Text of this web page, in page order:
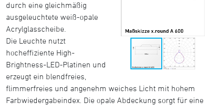
durch eine gleichmäßig
ausgeleuchtete weiß-opale
Acrylglasscheibe.
Die Leuchte nutzt
hocheffiziente High-
Brightness-LED-Platinen und
erzeugt ein blendfreies,
flimmerfreies und angenehm weiches Licht mit hohem
Farbwiedergabeindex. Die opale Abdeckung sorgt für eine